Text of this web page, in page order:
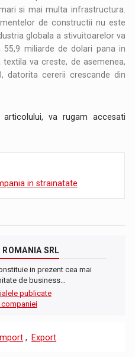
si mai multa infrastructura.
de constructii nu este
globala a stivuitoarelor va
miliarde de dolari pana in
va creste, de asemenea,
datorita cererii crescande din
va rugam accesati
in strainatate
ROMANIA SRL
in prezent cea mai
de business…
publicate
Import , Export